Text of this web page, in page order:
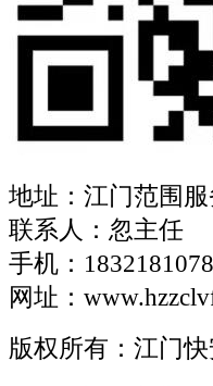
地址：江门范围服
联系人：忽主任
手机：
网址：
版权所有：江门